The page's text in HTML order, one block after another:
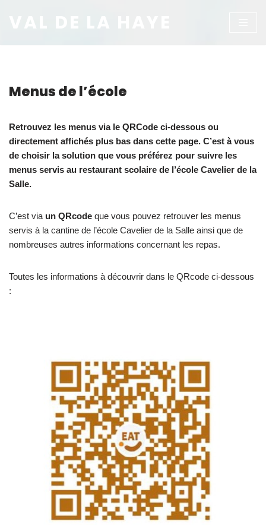
au
VAL DE LA HAYE
Menus de l’école
Retrouvez les menus via le QRCode ci-dessous ou
directement affichés plus bas dans cette page. C’est à vous
de choisir la solution que vous préférez pour suivre les
menus servis au restaurant scolaire de l’école Cavelier de la
Salle.
C’est via un QRcode que vous pouvez retrouver les menus
servis à la cantine de l’école Cavelier de la Salle ainsi que de
nombreuses autres informations concernant les repas.
Toutes les informations à découvrir dans le QRcode ci-dessous
: